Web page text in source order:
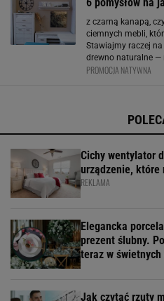
z czarną kanapą,
ciemnych mebli,
Stawiajmy raczej na
drewno naturalne —
5. Jak ożywić
PROMOCJA NATYWNA
Cichy wentylator
urządzenie, które
REKLAMA
Elegancka
prezent ślubny.
teraz w świetnych
Jak czytać rzuty